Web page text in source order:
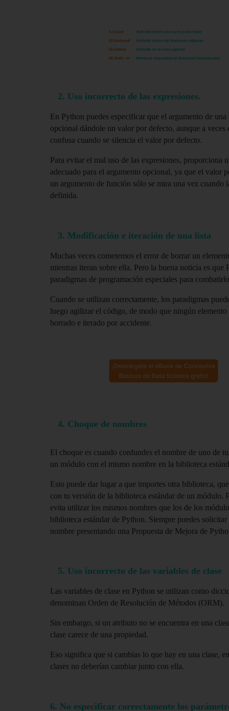
2. Uso incorrecto de las expresiones.
En Python puedes especificar que el argumento de una
opcional dándole un valor por defecto, aunque a veces
confusa cuando se silencia el valor por defecto.
Para evitar el mal uso de las expresiones, proporciona
adecuado para el argumento opcional, ya que el valor
un argumento de función sólo se mira una vez cuando
definida.
   3. Modificación e iteración de una lista
Muchas veces cometemos el error de borrar un
mientras iteran sobre ella. Pero la buena noticia es que
paradigmas de programación especiales para
Cuando se utilizan correctamente, los paradigmas
luego agilizar el código, de modo que ningún elemento
borrado e iterado por accidente.
4. Choque de nombres
El choque es cuando confundes el nombre de uno de
un módulo con el mismo nombre en la biblioteca
Esto puede dar lugar a que importes otra biblioteca,
con tu versión de la biblioteca estándar de un módulo.
evita utilizar los mismos nombres que los de los
biblioteca estándar de Python. Siempre puedes
nombre presentando una Propuesta de Mejora de
   5. Uso incorrecto de las variables de clase
Las variables de clase en Python se utilizan como
denominan Orden de Resolución de Métodos (ORM).
Sin embargo, si un atributo no se encuentra en una
clase carece de una propiedad.
Eso significa que si cambias lo que hay en una clase,
clases no deberían cambiar junto con ella.
6. No especificar correctamente los